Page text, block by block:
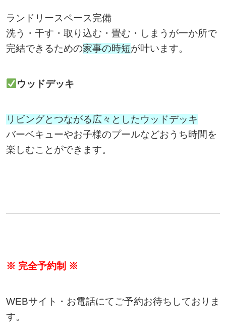
ランドリースペース完備
洗う・干す・取り込む・畳む・しまうが一か所で
完結できるための家事の時短が叶います。
ウッドデッキ
リビングとつながる広々としたウッドデッキ
バーベキューやお子様のプールなどおうち時間を
楽しむことができます。
※ 完全予約制 ※
WEBサイト・お電話にてご予約お待ちしておりま
す。